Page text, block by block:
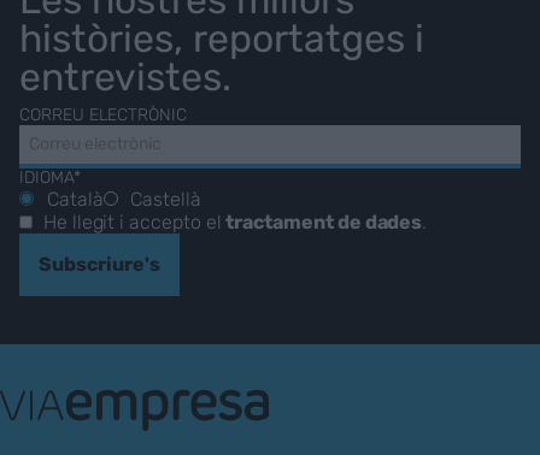
històries, reportatges i
entrevistes.
CORREU ELECTRÒNIC
IDIOMA*
Català
Castellà
He llegit i accepto eltractament de dades.
Subscriure's